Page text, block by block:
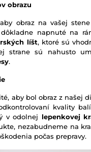
obrazu
obraz na vašej
napnuté na
líšt, ktoré sú
strane sú nahusto
.
aby bol obraz z našej
kvality
v odolnej lepenkovej
nezabudneme na
počas prepravy.